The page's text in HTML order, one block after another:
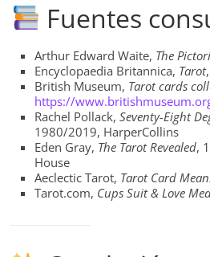
Fuentes
Arthur Edward Waite, The
Encyclopaedia Britannica, Tarot
British Museum, Tarot cards
https://
Rachel Pollack,Seventy-Eight
1980/2019, HarperCollins
Eden Gray, The Tarot Revealed,
House
Aeclectic Tarot, Tarot Card
Tarot.com, Cups Suit & Love